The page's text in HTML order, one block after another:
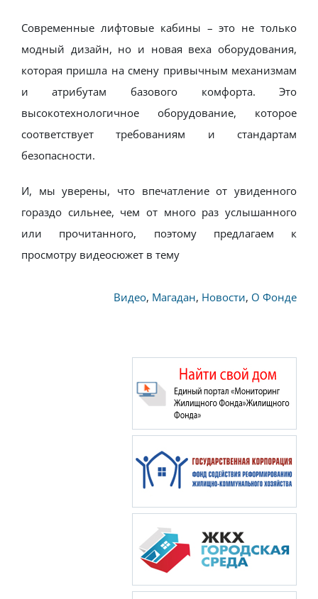
Современные лифтовые кабины – это не только
модный дизайн, но и новая веха оборудования,
которая пришла на смену привычным механизмам
и атрибутам базового комфорта. Это
высокотехнологичное оборудование, которое
соответствует требованиям и стандартам
безопасности.
И, мы уверены, что впечатление от увиденного
гораздо сильнее, чем от много раз услышанного
или прочитанного, поэтому предлагаем к
просмотру видеосюжет в тему
Видео, Магадан, Новости, О Фонде